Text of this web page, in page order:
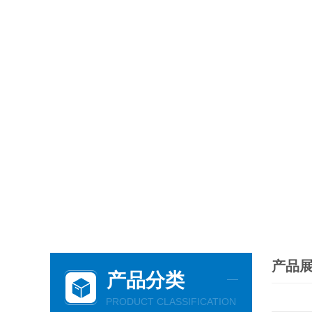
产品分类
PRODUCT CLASSIFICATION
产品